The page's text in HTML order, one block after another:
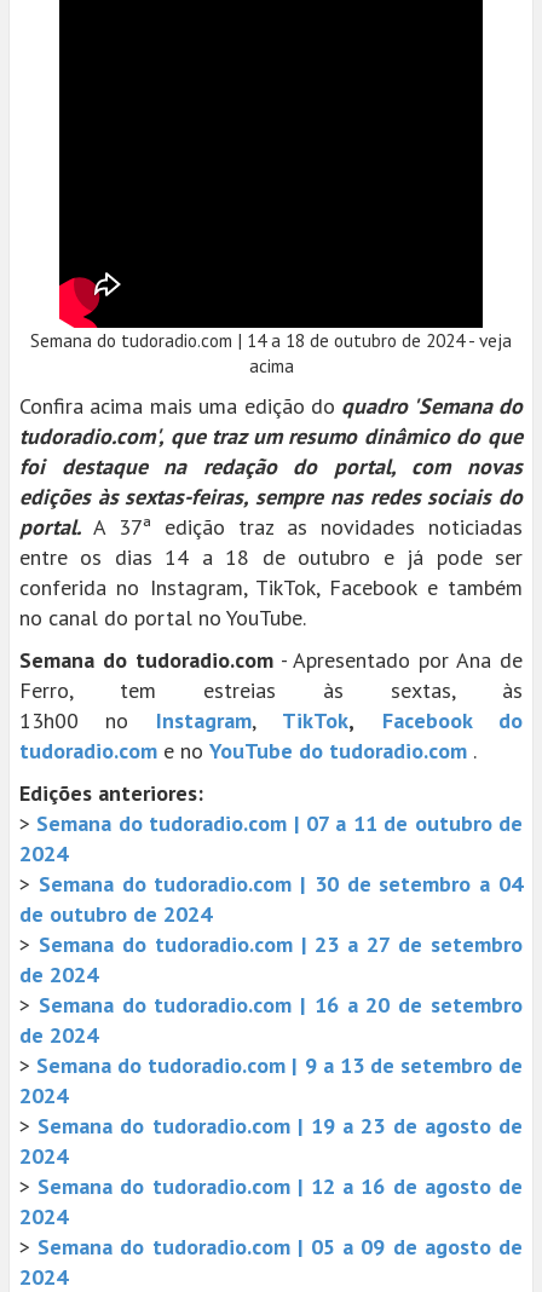
Semana do tudoradio.com | 14 a 18 de outubro de 2024 - veja
acima
Confira acima mais uma edição do quadro 'Semana do
tudoradio.com', que traz um resumo dinâmico do que
foi destaque na redação do portal, com novas
edições às sextas-feiras, sempre nas redes sociais do
portal. A 37ª edição traz as novidades noticiadas
entre os dias 14 a 18 de outubro e já pode ser
conferida no Instagram, TikTok, Facebook e também
no canal do portal no YouTube.
Semana do tudoradio.com- Apresentado por Ana de
Ferro, tem estreias às sextas, às
13h00 no Instagram, TikTok,
Facebook do
tudoradio.com e no YouTube do tudoradio.com .
Edições anteriores:
> Semana do tudoradio.com | 07 a 11 de outubro de
2024
> Semana do tudoradio.com | 30 de setembro a 04
de outubro de 2024
> Semana do tudoradio.com | 23 a 27 de setembro
de 2024
> Semana do tudoradio.com | 16 a 20 de setembro
de 2024
> Semana do tudoradio.com | 9 a 13 de setembro de
2024
> Semana do tudoradio.com | 19 a 23 de agosto de
2024
> Semana do tudoradio.com | 12 a 16 de agosto de
2024
> Semana do tudoradio.com | 05 a 09 de agosto de
2024